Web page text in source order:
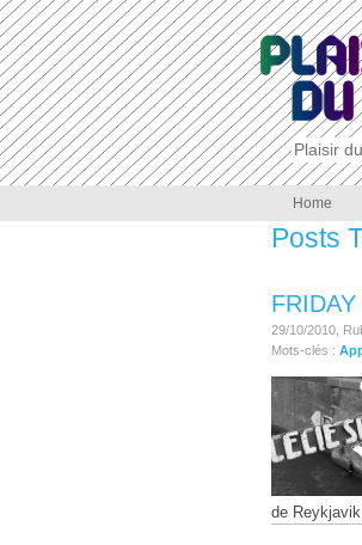
Plaisir
Home
Posts
29/10/2010,
Mots-clés :
de